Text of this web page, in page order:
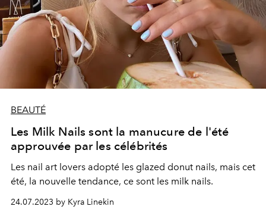
BEAUTÉ
Les Milk Nails sont la manucure de l'été
approuvée par les célébrités
Les nail art lovers adopté les glazed donut nails, mais cet
été, la nouvelle tendance, ce sont les milk nails.
24.07.2023 by Kyra Linekin